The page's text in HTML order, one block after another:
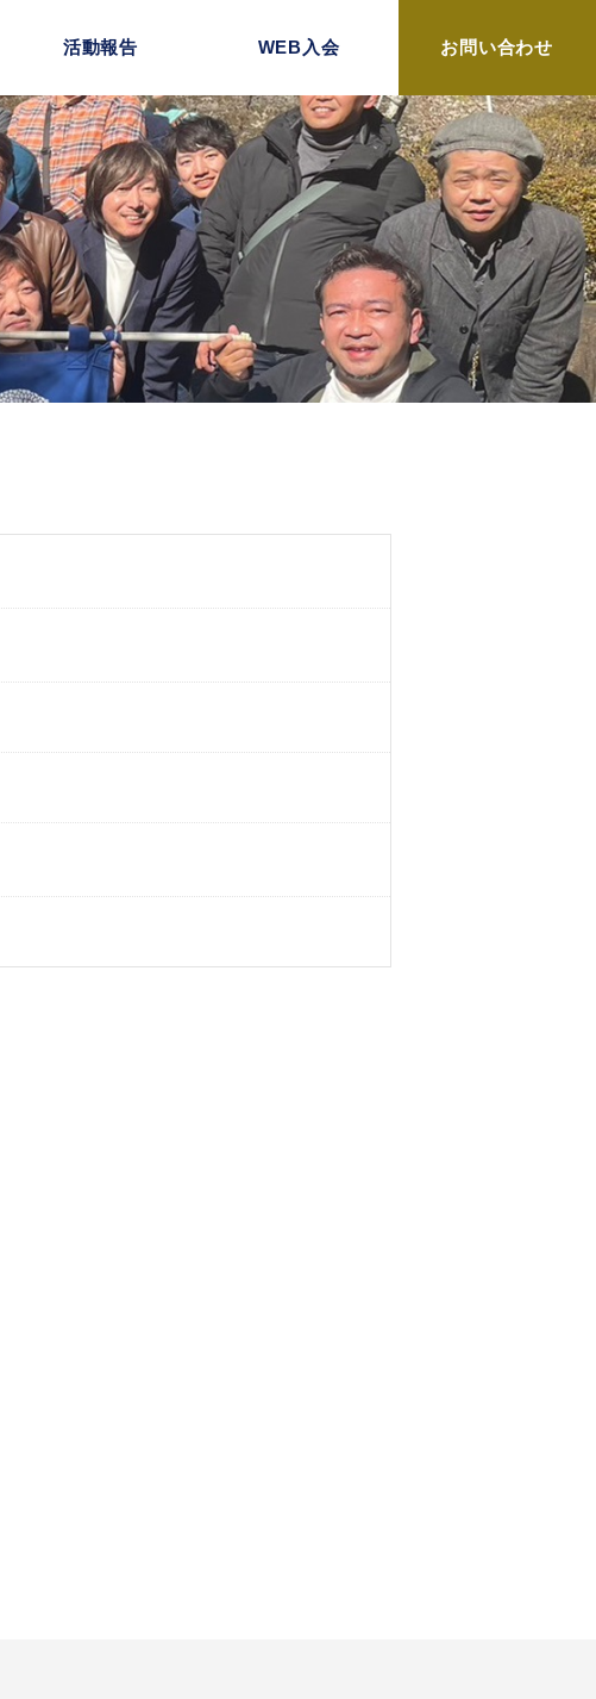
活動報告 WEB入会 お問い合わせ